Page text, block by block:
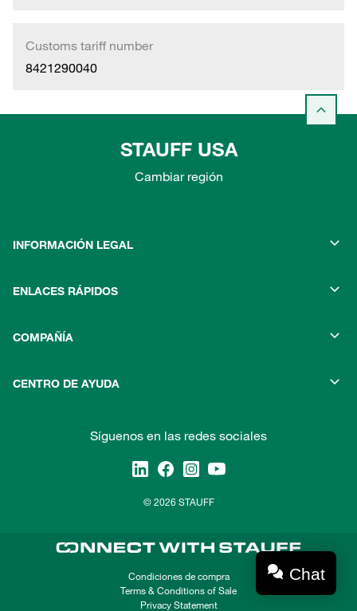
Customs tariff number
8421290040
STAUFF USA
Cambiar región
INFORMACIÓN LEGAL
ENLACES RÁPIDOS
COMPAÑÍA
CENTRO DE AYUDA
Síguenos en las redes sociales
© 2026 STAUFF
Condiciones de compra
Terms & Conditions of Sale
Privacy Statement
Chat